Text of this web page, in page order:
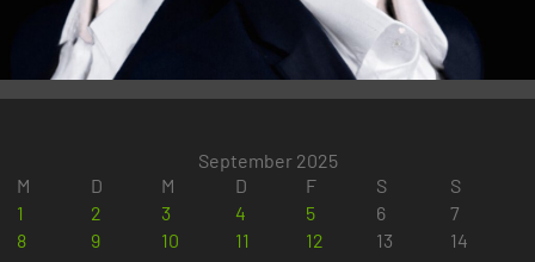
September 2025
M
D M D F S
S
1
2 3 4 5 6
7
8
9 10 11 12 13
14